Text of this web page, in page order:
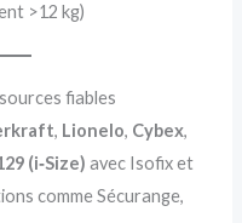
>12 kg)
fiables
, Lionelo, Cybex,
(i‑Size) avec Isofix et
comme Sécurange,